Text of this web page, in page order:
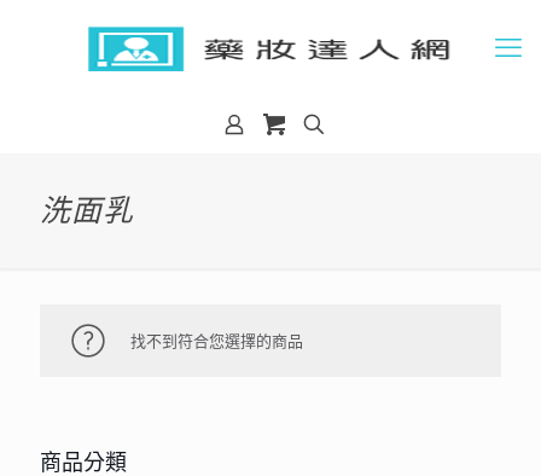
洗面乳
找不到符合您選擇的商品
商品分類